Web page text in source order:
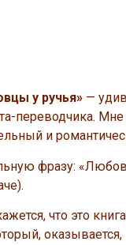
у ручья» —
переводчика.
и
фразу:
что это